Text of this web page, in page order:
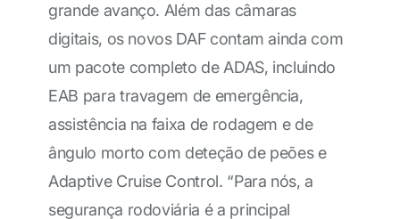
grande avanço. Além das câmaras
digitais, os novos DAF contam ainda com
um pacote completo de ADAS, incluindo
EAB para travagem de emergência,
assistência na faixa de rodagem e de
ângulo morto com deteção de peões e
Adaptive Cruise Control. “Para nós, a
segurança rodoviária é a principal